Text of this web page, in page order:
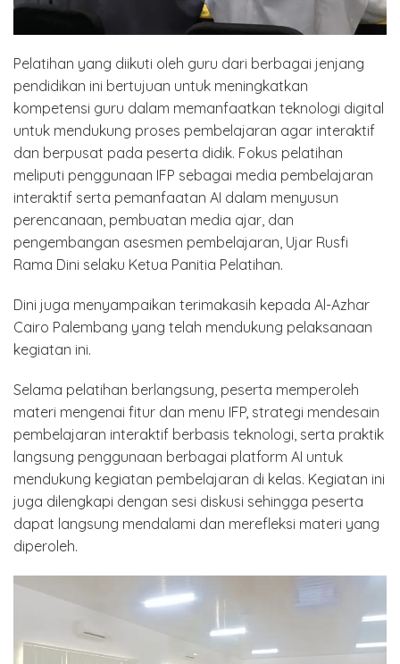
Pelatihan yang diikuti oleh guru dari berbagai jenjang
pendidikan ini bertujuan untuk meningkatkan
kompetensi guru dalam memanfaatkan teknologi digital
untuk mendukung proses pembelajaran agar interaktif
dan berpusat pada peserta didik. Fokus pelatihan
meliputi penggunaan IFP sebagai media pembelajaran
interaktif serta pemanfaatan AI dalam menyusun
perencanaan, pembuatan media ajar, dan
pengembangan asesmen pembelajaran, Ujar Rusfi
Rama Dini selaku Ketua Panitia Pelatihan.
Dini juga menyampaikan terimakasih kepada Al-Azhar
Cairo Palembang yang telah mendukung pelaksanaan
kegiatan ini.
Selama pelatihan berlangsung, peserta memperoleh
materi mengenai fitur dan menu IFP, strategi mendesain
pembelajaran interaktif berbasis teknologi, serta praktik
langsung penggunaan berbagai platform AI untuk
mendukung kegiatan pembelajaran di kelas. Kegiatan ini
juga dilengkapi dengan sesi diskusi sehingga peserta
dapat langsung mendalami dan merefleksi materi yang
diperoleh.